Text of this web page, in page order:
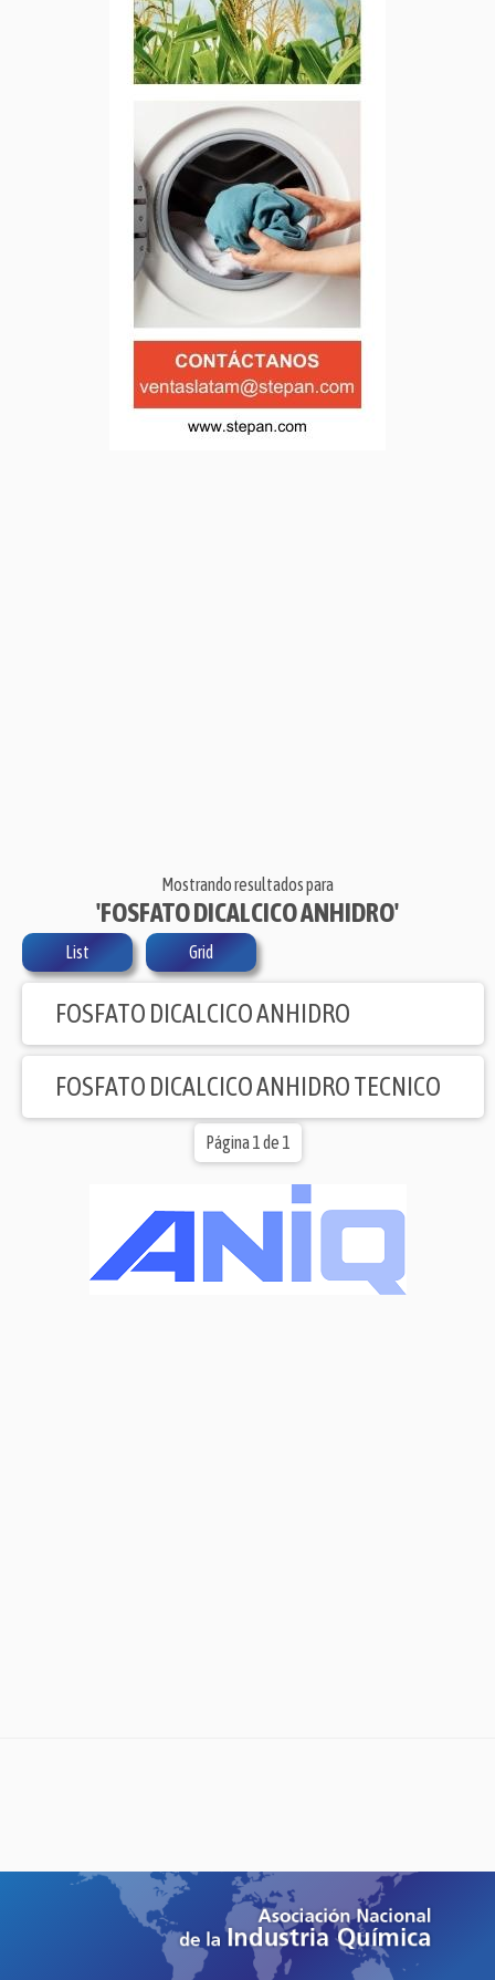
Mostrando resultados para
'FOSFATO DICALCICO ANHIDRO'
List Grid
FOSFATO DICALCICO ANHIDRO
FOSFATO DICALCICO ANHIDRO TECNICO
Página 1 de 1